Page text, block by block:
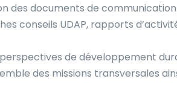
des documents de
conseils UDAP, rapports
de développement
des missions transversales